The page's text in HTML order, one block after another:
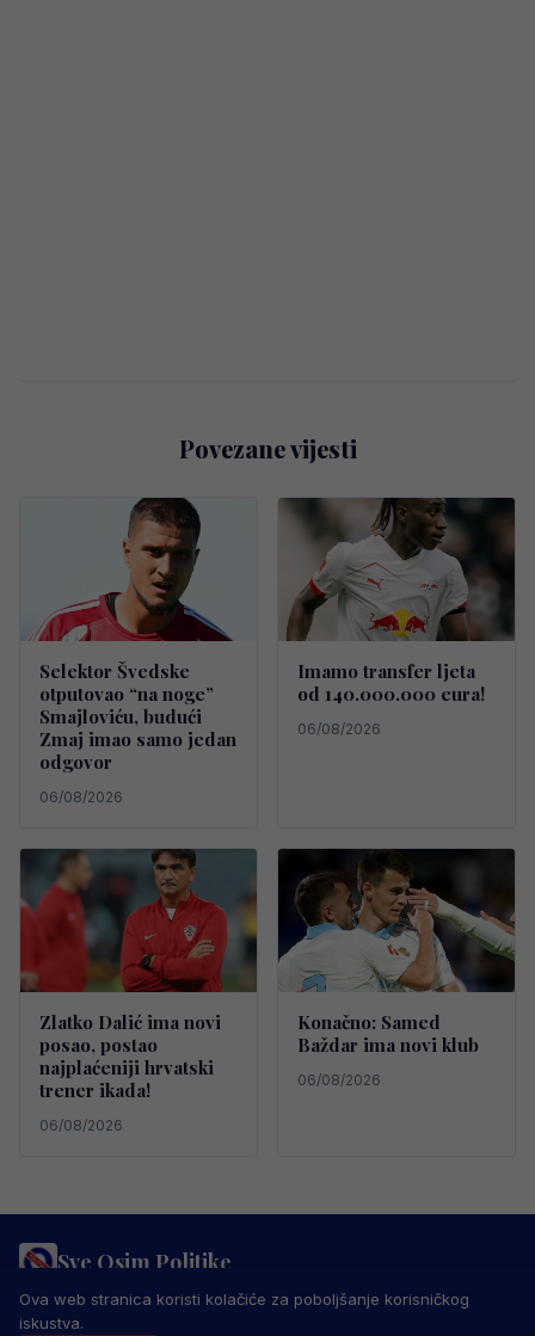
Povezane vijesti
Selektor Švedske
otputovao “na noge”
Smajloviću, budući
Zmaj imao samo jedan
odgovor
06/08/2026
Imamo transfer ljeta
od 140.000.000 eura!
06/08/2026
Zlatko Dalić ima novi
posao, postao
najplaćeniji hrvatski
trener ikada!
06/08/2026
Konačno: Samed
Baždar ima novi klub
06/08/2026
Sve Osim Politike
PRAVILA PRIVATNOSTI MARKETING
USLOVI KORIŠTENJA
IMPRESSUM
Ova web stranica koristi kolačiće za poboljšanje korisničkog
iskustva.